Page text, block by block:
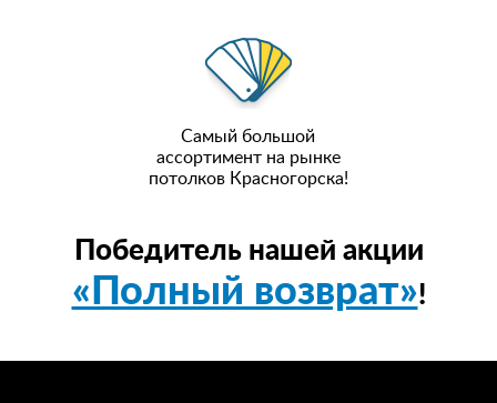
Самый большой
ассортимент на рынке
потолков Красногорска!
Победитель нашей акции
«Полный возврат»!